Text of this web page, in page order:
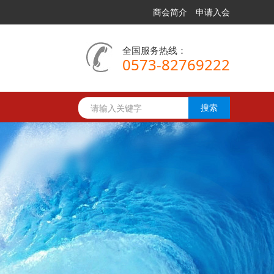
商会简介 申请入会
全国服务热线：
0573-82769222